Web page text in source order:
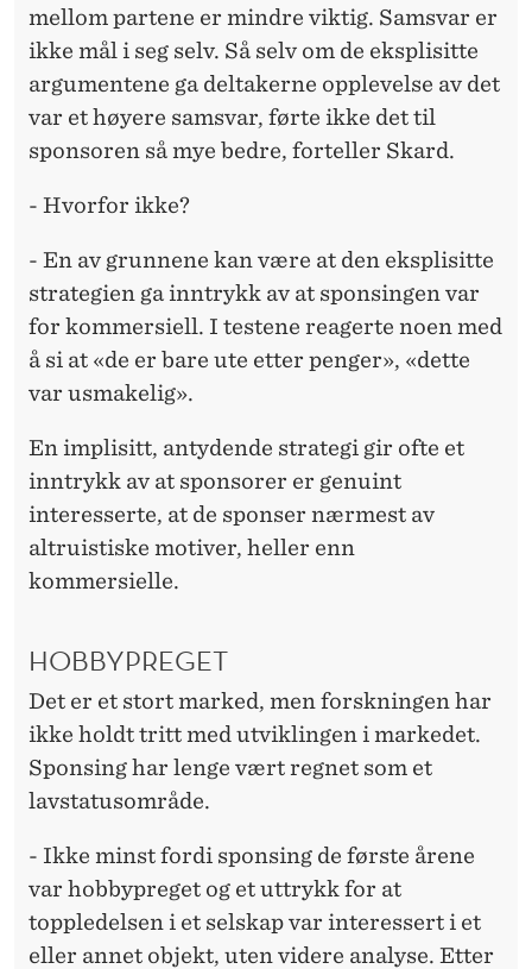
mellom partene er mindre viktig. Samsvar er
ikke mål i seg selv. Så selv om de eksplisitte
argumentene ga deltakerne opplevelse av det
var et høyere samsvar, førte ikke det til
sponsoren så mye bedre, forteller Skard.
- Hvorfor ikke?
- En av grunnene kan være at den eksplisitte
strategien ga inntrykk av at sponsingen var
for kommersiell. I testene reagerte noen med
å si at «de er bare ute etter penger», «dette
var usmakelig».
En implisitt, antydende strategi gir ofte et
inntrykk av at sponsorer er genuint
interesserte, at de sponser nærmest av
altruistiske motiver, heller enn
kommersielle.
HOBBYPREGET
Det er et stort marked, men forskningen har
ikke holdt tritt med utviklingen i markedet.
Sponsing har lenge vært regnet som et
lavstatusområde.
- Ikke minst fordi sponsing de første årene
var hobbypreget og et uttrykk for at
toppledelsen i et selskap var interessert i et
eller annet objekt, uten videre analyse. Etter